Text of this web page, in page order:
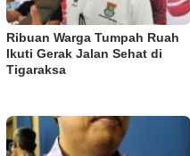
Ribuan Warga Tumpah Ruah
Ikuti Gerak Jalan Sehat di
Tigaraksa